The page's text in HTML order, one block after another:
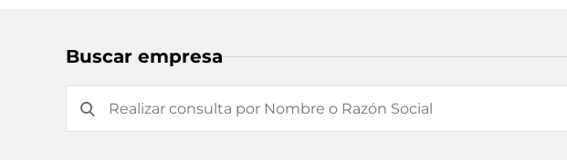
Buscar empresa